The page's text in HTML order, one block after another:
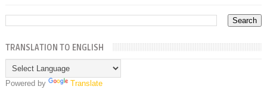
TRANSLATION TO ENGLISH
Powered by Translate